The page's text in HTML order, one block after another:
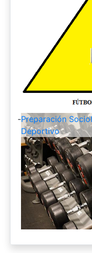
-Preparación
Deportivo